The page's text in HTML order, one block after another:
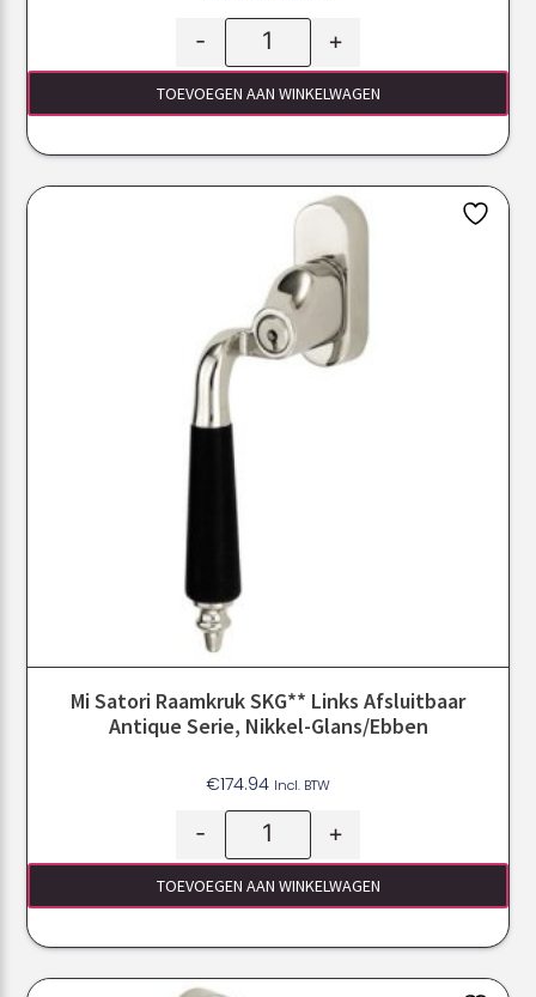
- +
TOEVOEGEN AAN WINKELWAGEN
Mi Satori Raamkruk SKG** Links Afsluitbaar
Antique Serie, Nikkel-Glans/ebben
€174.94 Incl. BTW
- +
TOEVOEGEN AAN WINKELWAGEN